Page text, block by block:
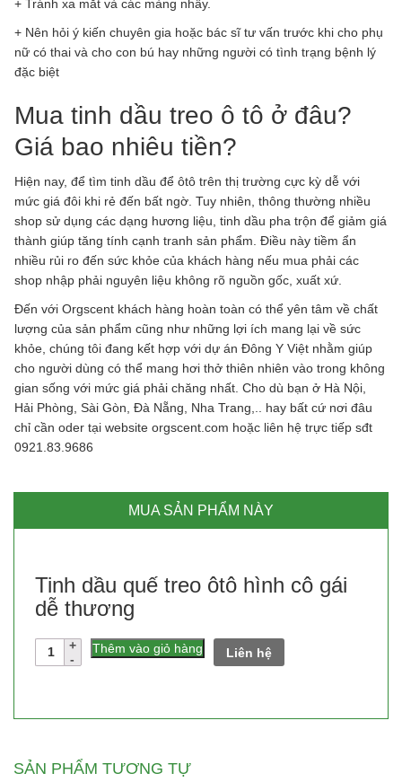
+ Tránh xa mắt và các màng nhầy.
+ Nên hỏi ý kiến chuyên gia hoặc bác sĩ tư vấn trước khi cho phụ
nữ có thai và cho con bú hay những người có tình trạng bệnh lý
đặc biệt
Mua tinh dầu treo ô tô ở đâu?
Giá bao nhiêu tiền?
Hiện nay, để tìm tinh dầu để ôtô trên thị trường cực kỳ dễ với
mức giá đôi khi rẻ đến bất ngờ. Tuy nhiên, thông thường nhiều
shop sử dụng các dạng hương liệu, tinh dầu pha trộn để giảm giá
thành giúp tăng tính cạnh tranh sản phẩm. Điều này tiềm ẩn
nhiều rủi ro đến sức khỏe của khách hàng nếu mua phải các
shop nhập phải nguyên liệu không rõ nguồn gốc, xuất xứ.
Đến với Orgscent khách hàng hoàn toàn có thể yên tâm về chất
lượng của sản phẩm cũng như những lợi ích mang lại về sức
khỏe, chúng tôi đang kết hợp với dự án Đông Y Việt nhằm giúp
cho người dùng có thể mang hơi thở thiên nhiên vào trong không
gian sống với mức giá phải chăng nhất. Cho dù bạn ở Hà Nội,
Hải Phòng, Sài Gòn, Đà Nẵng, Nha Trang,.. hay bất cứ nơi đâu
chỉ cần oder tại website orgscent.com hoặc liên hệ trực tiếp sđt
0921.83.9686
MUA SẢN PHẨM NÀY
Tinh dầu quế treo ôtô hình cô gái
dễ thương
Số
lượng
Thêm vào giỏ hàng Liên hệ
SẢN PHẨM TƯƠNG TỰ